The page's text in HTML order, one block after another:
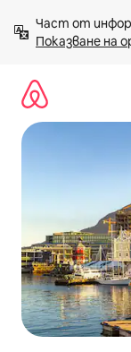
към
съдържанието
Показване на